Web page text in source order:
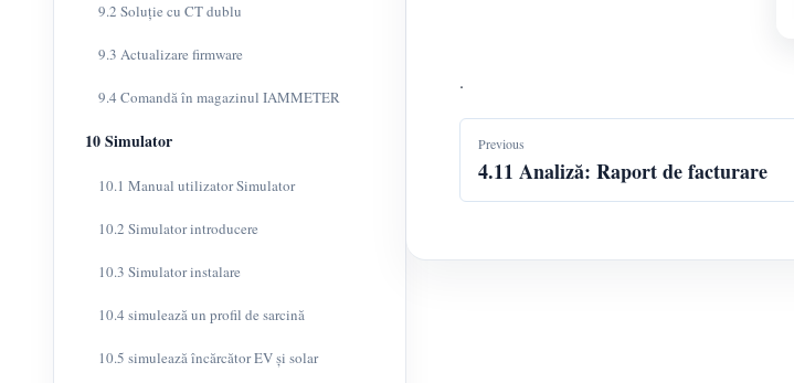
9.2 Soluție cu CT dublu
9.3 Actualizare firmware
9.4 Comandă în magazinul IAMMETER
10 Simulator
10.1 Manual utilizator Simulator
10.2 Simulator introducere
10.3 Simulator instalare
10.4 simulează un profil de sarcină
10.5 simulează încărcător EV și solar
.
Previous
4.11 Analiză: Raport de facturare